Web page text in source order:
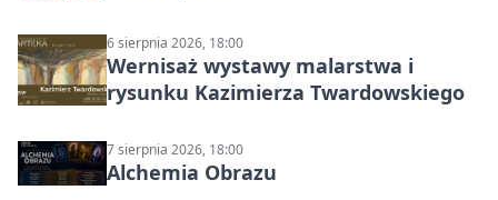
6 sierpnia 2026, 18:00
Wernisaż wystawy malarstwa i
rysunku Kazimierza Twardowskiego
7 sierpnia 2026, 18:00
Alchemia Obrazu